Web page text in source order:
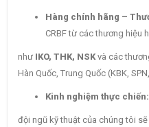
Hàng chính hãng –
CRBF từ các thương hiệu
như IKO, THK, NSKvà các
Hàn Quốc, Trung Quốc (KBK,
Kinh nghiệm thực chiến:
đội ngũ kỹ thuật của chúng tôi